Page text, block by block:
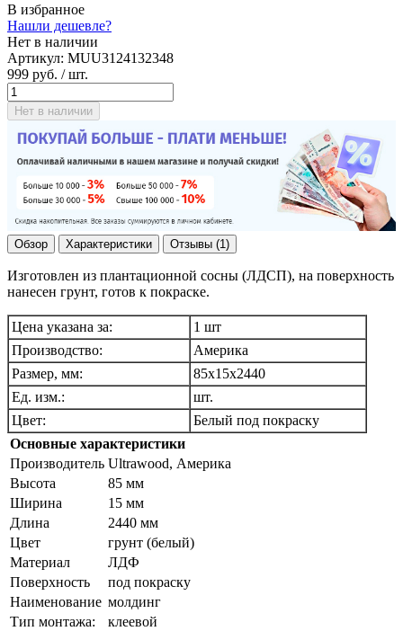
В избранное
Нашли дешевле?
Нет в наличии
Артикул: MUU3124132348
999 руб. / шт.
Нет в наличии
Обзор Характеристики Отзывы (1)
Изготовлен из плантационной сосны (ЛДСП), на поверхность
нанесен грунт, готов к покраске.
Цена указана за:
1 шт
Производство:
Америка
Размер, мм:
85х15х2440
Ед. изм.:
шт.
Цвет:
Белый под покраску
Основные характеристики
Производитель Ultrawood, Америка
Высота
85 мм
Ширина
15 мм
Длина
2440 мм
Цвет
грунт (белый)
Материал
ЛДФ
Поверхность
под покраску
Наименование молдинг
Тип монтажа:
клеевой